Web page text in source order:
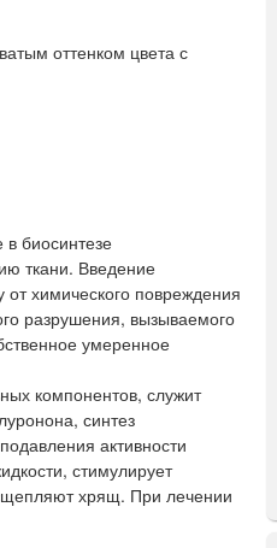
оттенком цвета с
биосинтезе
ткани. Введение
химического повреждения
разрушения, вызываемого
умеренное
компонентов, служит
синтез
активности
стимулирует
хрящ. При лечении